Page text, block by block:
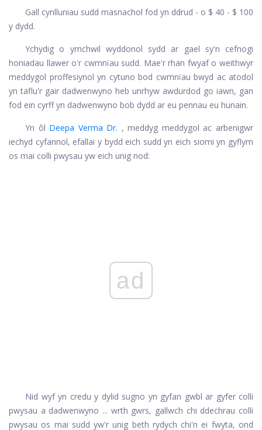
Gall cynlluniau sudd masnachol fod yn ddrud - o $ 40 - $ 100
y dydd.
Ychydig o ymchwil wyddonol sydd ar gael sy'n cefnogi
honiadau llawer o'r cwmnïau sudd. Mae'r rhan fwyaf o weithwyr
meddygol proffesiynol yn cytuno bod cwmnïau bwyd ac atodol
yn taflu'r gair dadwenwyno heb unrhyw awdurdod go iawn, gan
fod ein cyrff yn dadwenwyno bob dydd ar eu pennau eu hunain.
Yn ôl Deepa Verma Dr. , meddyg meddygol ac arbenigwr
iechyd cyfannol, efallai y bydd eich sudd yn eich siomi yn gyflym
os mai colli pwysau yw eich unig nod:
ad
Nid wyf yn credu y dylid sugno yn gyfan gwbl ar gyfer colli
pwysau a dadwenwyno ... wrth gwrs, gallwch chi ddechrau colli
pwysau os mai sudd yw'r unig beth rydych chi'n ei fwyta, ond